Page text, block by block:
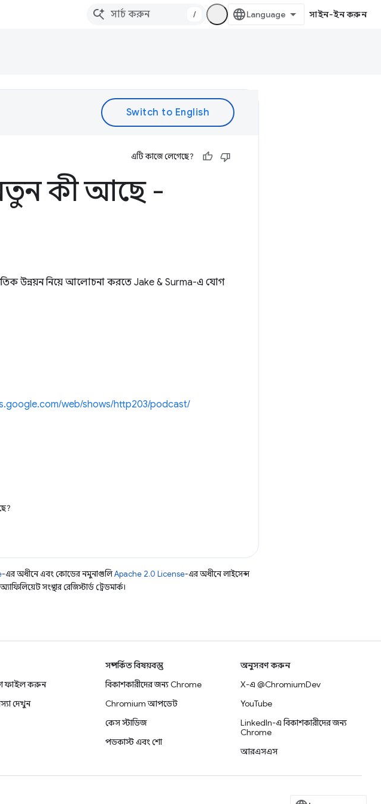
/ সাইন-ইন করুন
এটি কাজে লেগেছে?
কী আছে -
উন্নয়ন নিয়ে আলোচনা করতে Jake & Surma-এ যোগ
web/shows/http203/podcast/
-এর অধীনে এবং কোডের নমুনাগুলিApache 2.0 License-এর অধীনে লাইসেন্স
সংস্থার রেজিস্টার্ড ট্রেডমার্ক।
ফাইল করুন
দেখুন
সম্পর্কিত বিষয়বস্তু
বিকাশকারীদের জন্য Chrome
Chromium আপডেট
কেস স্টাডিজ
পডকাস্ট এবং শো
অনুসরণ করুন
X-এ @ChromiumDev
YouTube
LinkedIn-এ বিকাশকারীদের জন্য
Chrome
আরএসএস